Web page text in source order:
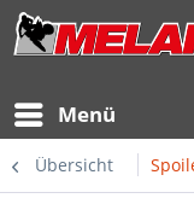
Menü
Übersicht